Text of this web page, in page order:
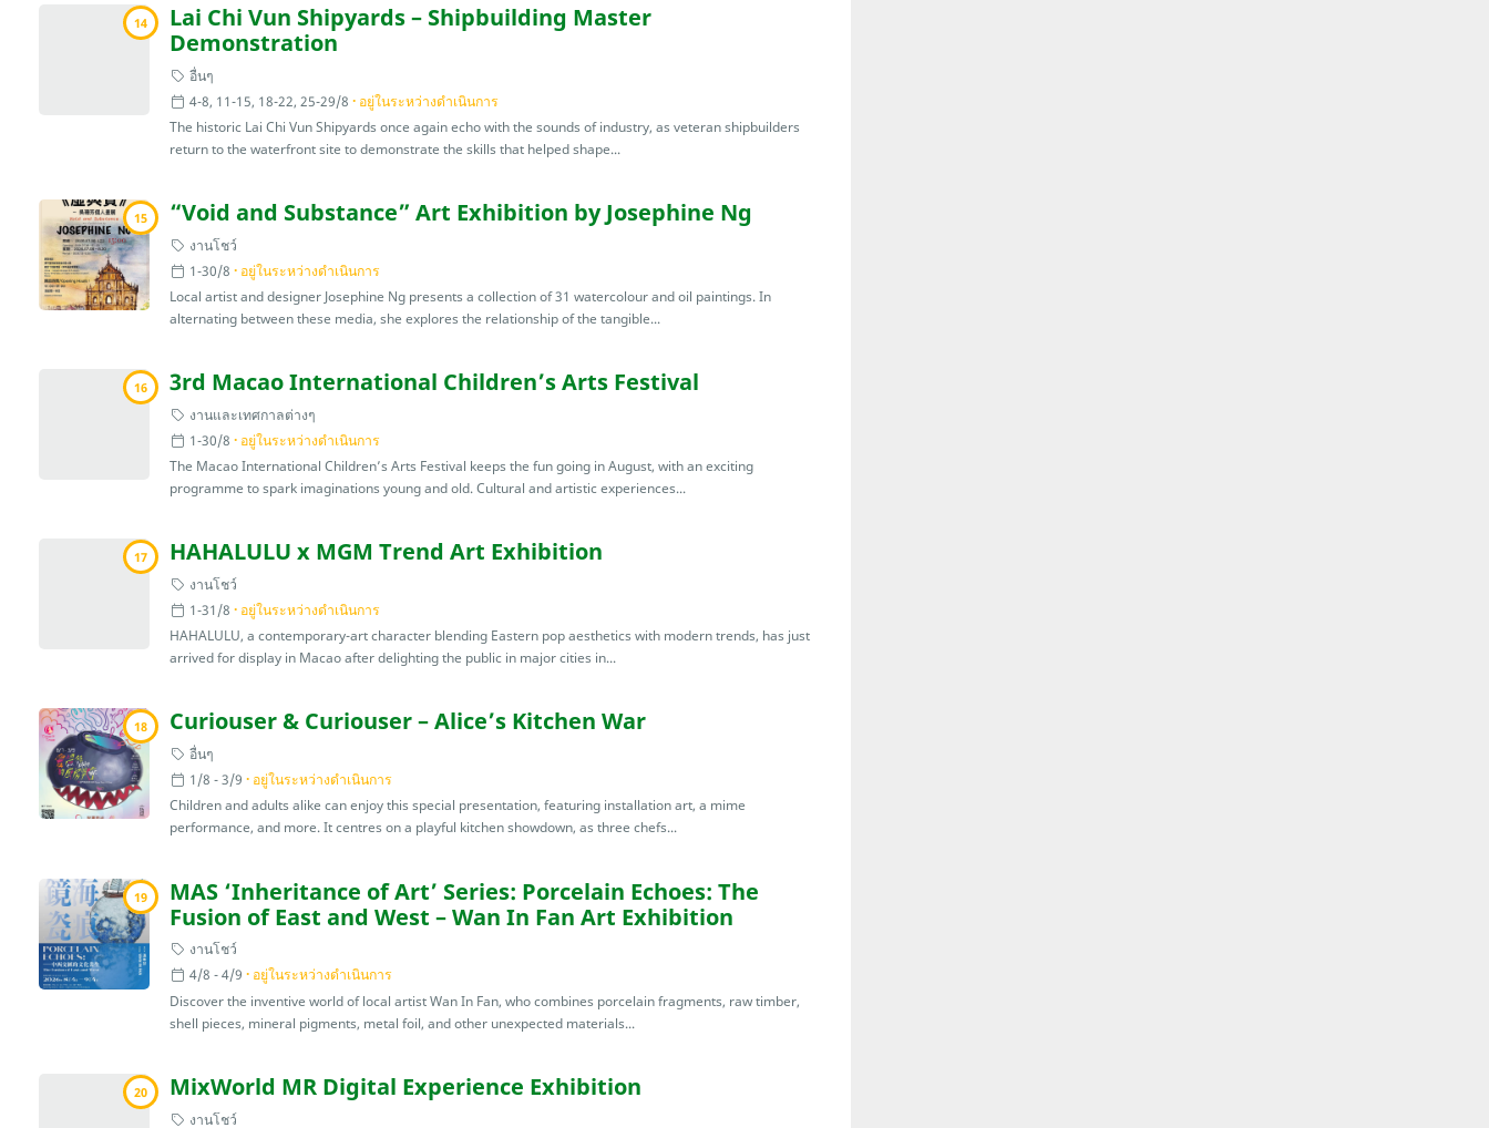
14
Lai Chi Vun Shipyards – Shipbuilding Master
Demonstration
อื่นๆ
4-8, 11-15, 18-22, 25-29/8 อยู่ในระหว่างดำเนินการ
The historic Lai Chi Vun Shipyards once again echo with the sounds of industry, as veteran shipbuilders
return to the waterfront site to demonstrate the skills that helped shape...
15 “Void and Substance” Art Exhibition by Josephine Ng
งานโชว์
1-30/8 อยู่ในระหว่างดำเนินการ
Local artist and designer Josephine Ng presents a collection of 31 watercolour and oil paintings. In
alternating between these media, she explores the relationship of the tangible...
16 3rd Macao International Children’s Arts Festival
งานและเทศกาลต่างๆ
1-30/8 อยู่ในระหว่างดำเนินการ
The Macao International Children’s Arts Festival keeps the fun going in August, with an exciting
programme to spark imaginations young and old. Cultural and artistic experiences...
17 HAHALULU x MGM Trend Art Exhibition
งานโชว์
1-31/8 อยู่ในระหว่างดำเนินการ
HAHALULU, a contemporary-art character blending Eastern pop aesthetics with modern trends, has just
arrived for display in Macao after delighting the public in major cities in...
18 Curiouser & Curiouser – Alice’s Kitchen War
อื่นๆ
1/8 - 3/9 อยู่ในระหว่างดำเนินการ
Children and adults alike can enjoy this special presentation, featuring installation art, a mime
performance, and more. It centres on a playful kitchen showdown, as three chefs...
19
MAS ‘Inheritance of Art’ Series: Porcelain Echoes: The
Fusion of East and West – Wan In Fan Art Exhibition
งานโชว์
4/8 - 4/9 อยู่ในระหว่างดำเนินการ
Discover the inventive world of local artist Wan In Fan, who combines porcelain fragments, raw timber,
shell pieces, mineral pigments, metal foil, and other unexpected materials...
20 MixWorld MR Digital Experience Exhibition
งานโชว์